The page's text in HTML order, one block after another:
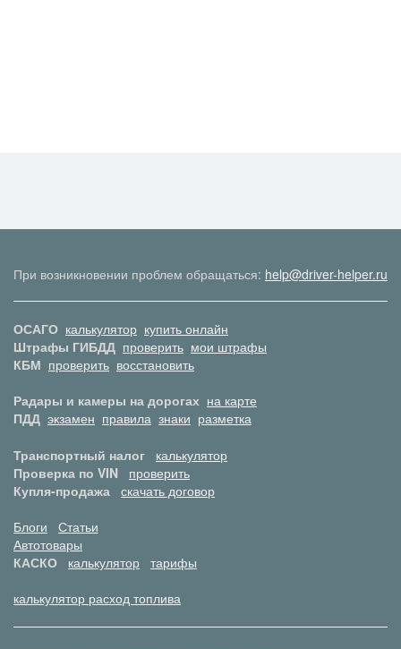
При возникновении проблем обращаться: help@driver-helper.ru
ОСАГО калькулятор купить онлайн
Штрафы ГИБДД проверить мои штрафы
КБМ проверить восстановить
Радары и камеры на дорогах на карте
ПДД экзамен правила знаки разметка
Транспортный налог
калькулятор
Проверка по VIN
проверить
Купля-продажа скачать договор
Блоги
Статьи
Автотовары
КАСКО
калькулятор тарифы
калькулятор расход топлива